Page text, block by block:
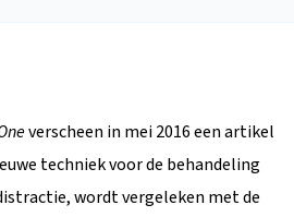
verscheen in mei 2016 een artikel
techniek voor de behandeling
wordt vergeleken met de